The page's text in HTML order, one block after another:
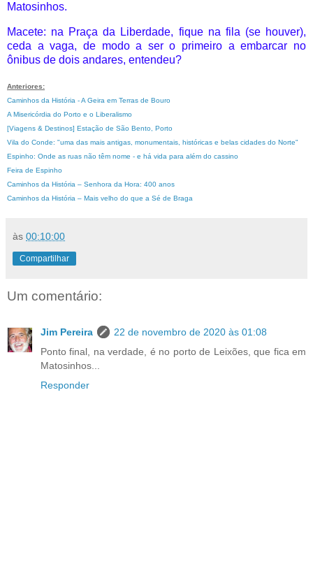
Matosinhos.
Macete: na Praça da Liberdade, fique na fila (se houver),
ceda a vaga, de modo a ser o primeiro a embarcar no
ônibus de dois andares, entendeu?
Anteriores:
Caminhos da História - A Geira em Terras de Bouro
A Misericórdia do Porto e o Liberalismo
[Viagens & Destinos] Estação de São Bento, Porto
Vila do Conde: "uma das mais antigas, monumentais, históricas e belas cidades do Norte"
Espinho: Onde as ruas não têm nome - e há vida para além do cassino
Feira de Espinho
Caminhos da História – Senhora da Hora: 400 anos
Caminhos da História – Mais velho do que a Sé de Braga
às 00:10:00
Compartilhar
Um comentário:
Jim Pereira
22 de novembro de 2020 às 01:08
Ponto final, na verdade, é no porto de Leixões, que fica em
Matosinhos...
Responder